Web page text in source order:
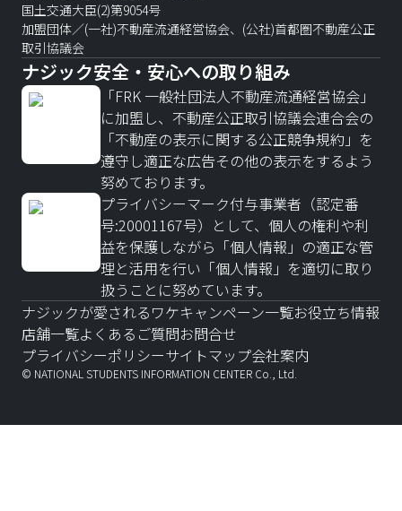
国土交通大臣(2)第9054号
加盟団体／(一社)不動産流通経営協会、(公社)首都圏不動産公正
取引協議会
ナジック安全・安心への取り組み
「FRK 一般社団法人不動産流通経営協会」
に加盟し、不動産公正取引協議会連合会の
「不動産の表示に関する公正競争規約」を
遵守し適正な広告その他の表示をするよう
努めております。
プライバシーマーク付与事業者（認定番
号:20001167号）として、個人の権利や利
益を保護しながら「個人情報」の適正な管
理と活用を行い「個人情報」を適切に取り
扱うことに努めています。
ナジックが愛されるワケキャンペーン一覧お役立ち情報
店舗一覧よくあるご質問お問合せ
プライバシーポリシーサイトマップ会社案内
© NATIONAL STUDENTS INFORMATION CENTER Co., Ltd.